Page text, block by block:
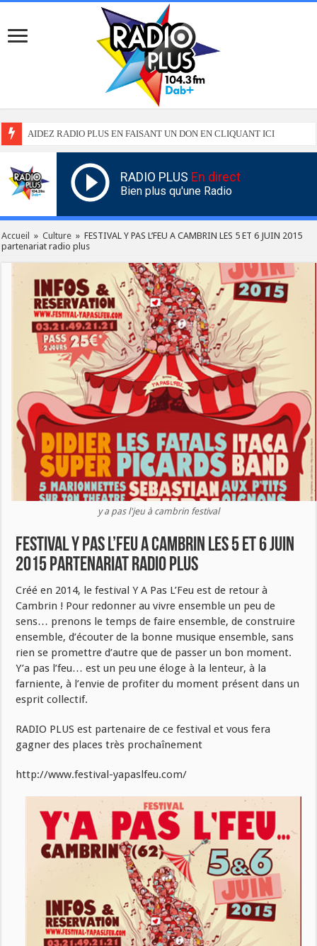
AIDEZ RADIO PLUS EN FAISANT UN DON EN CLIQUANT ICI
RADIO PLUS En direct
Bien plus qu'une Radio
Accueil » Culture » FESTIVAL Y PAS L’FEU A CAMBRIN LES 5 ET 6 JUIN 2015
partenariat radio plus
y a pas l'jeu à cambrin festival
FESTIVAL Y PAS L’FEU A CAMBRIN LES 5 ET 6 JUIN
2015 partenariat radio plus
Créé en 2014, le festival Y A Pas L’Feu est de retour à
Cambrin ! Pour redonner au vivre ensemble un peu de
sens… prenons le temps de faire ensemble, de construire
ensemble, d’écouter de la bonne musique ensemble, sans
rien se promettre d’autre que de passer un bon moment.
Y’a pas l’feu… est un peu une éloge à la lenteur, à la
farniente, à l’envie de profiter du moment présent dans un
esprit collectif.
RADIO PLUS est partenaire de ce festival et vous fera
gagner des places très prochaînement
http://www.festival-yapaslfeu.com/